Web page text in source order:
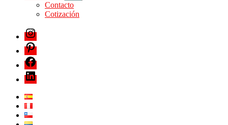
Contacto
Cotización